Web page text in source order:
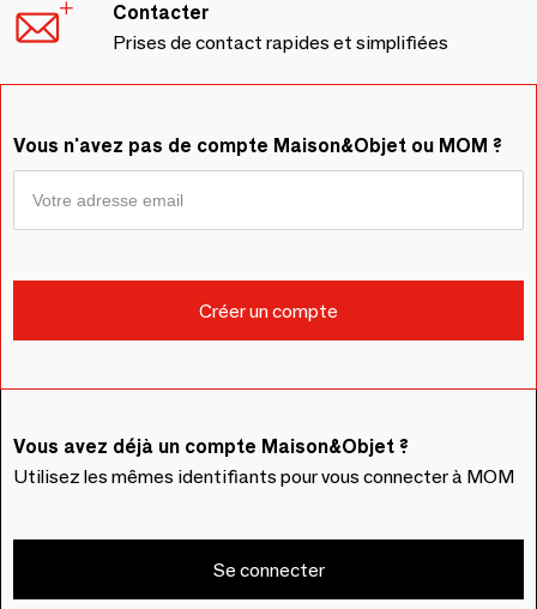
Contacter
Prises de contact rapides et simplifiées
Vous n'avez pas de compte Maison&Objet ou MOM ?
Vous avez déjà un compte Maison&Objet ?
Utilisez les mêmes identifiants pour vous connecter à MOM
Se connecter